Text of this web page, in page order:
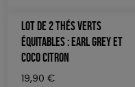
LOT DE 2 THÉS VERTS
ÉQUITABLES : EARL GREY ET
COCO CITRON
19,90 €